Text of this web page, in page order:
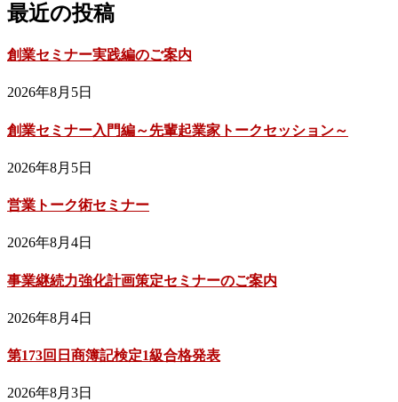
最近の投稿
創業セミナー実践編のご案内
2026年8月5日
創業セミナー入門編～先輩起業家トークセッション～
2026年8月5日
営業トーク術セミナー
2026年8月4日
事業継続力強化計画策定セミナーのご案内
2026年8月4日
第173回日商簿記検定1級合格発表
2026年8月3日